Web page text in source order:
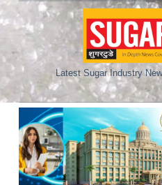
Skip
to
Latest Sugar Industry